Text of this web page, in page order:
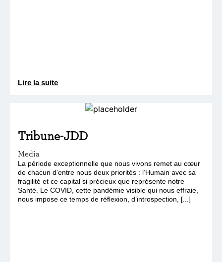
Lire la suite
Tribune-JDD
Media
La période exceptionnelle que nous vivons remet au cœur
de chacun d’entre nous deux priorités : l’Humain avec sa
fragilité et ce capital si précieux que représente notre
Santé. Le COVID, cette pandémie visible qui nous effraie,
nous impose ce temps de réflexion, d’introspection, [...]